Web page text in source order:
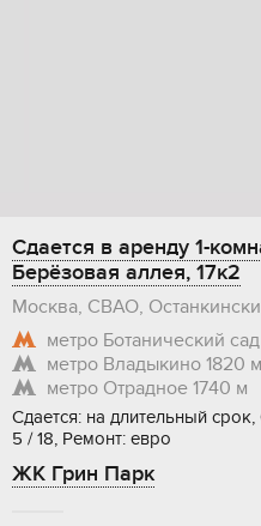
Сдается в аренду 1-
Берёзовая аллея, 17к2
Москва, СВАО,
метро Ботанический сад
метро Владыкино 1820 м
метро Отрадное 1740 м
Сдается: на длительный
5 / 18, Ремонт: евро
ЖК Грин Парк